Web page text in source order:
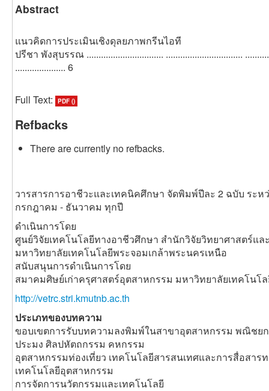
Abstract
แนวคิดการประเมินเชิงดุลยภาพกรีนไอที
ปรีชา พังสุบรรณ ................................ ................................
..................... 6
Full Text: PDF ()
Refbacks
There are currently no refbacks.
วารสารการอาชีวะและเทคนิคศึกษา จัดพิมพ์ปีละ 2 ฉบับ ระห
กรกฎาคม - ธันวาคม ทุกปี
ดำเนินการโดย
ศูนย์วิจัยเทคโนโลยีทางอาชีวศึกษา สำนักวิจัยวิทยาศาสตร์แล
มหาวิทยาลัยเทคโนโลยีพระจอมเกล้าพระนครเหนือ
สนับสนุนการดำเนินการโดย
สมาคมศิษย์เก่าครุศาสตร์อุตสาหกรรม มหาวิทยาลัยเทคโนโ
http://vetrc.stri.kmutnb.ac.th
ประเภทของบทความ
ขอบเขตการรับบทความลงพิมพ์ในสาขาอุตสาหกรรม พณิชย
ประมง ศิลปหัตถกรรม คหกรรม
อุตสาหกรรมท่องเที่ยว เทคโนโลยีสารสนเทศและการสื่อสา
เทคโนโลยีอุตสาหกรรม
การจัดการนวัตกรรมและเทคโนโลยี